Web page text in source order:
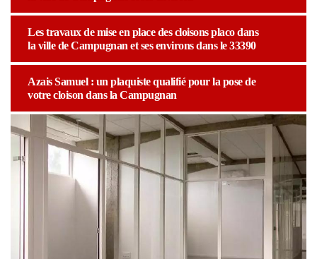
Les travaux de mise en place des cloisons placo dans
la ville de Campugnan et ses environs dans le 33390
Azais Samuel : un plaquiste qualifié pour la pose de
votre cloison dans la Campugnan